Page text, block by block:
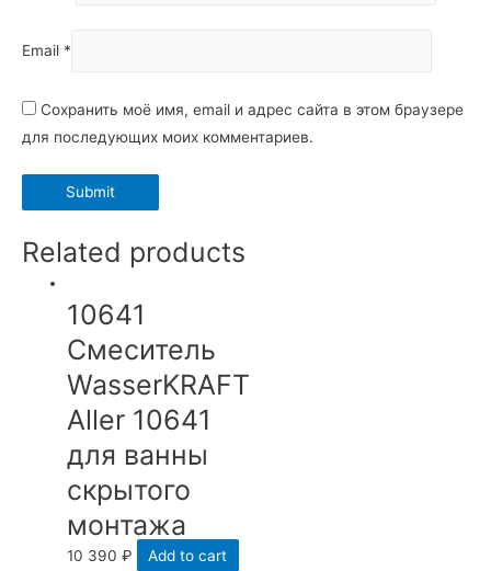
Email *
Сохранить моё имя, email и адрес сайта в этом браузере
для последующих моих комментариев.
Related products
10641
Смеситель
WasserKRAFT
Aller 10641
для ванны
скрытого
монтажа
10 390₽ Add to cart